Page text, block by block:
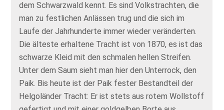
dem Schwarzwald kennt. Es sind Volkstrachten, die
man zu festlichen Anlässen trug und die sich im
Laufe der Jahrhunderte immer wieder veränderten.
Die älteste erhaltene Tracht ist von 1870, es ist das
schwarze Kleid mit den schmalen hellen Streifen.
Unter dem Saum sieht man hier den Unterrock, den
Paik. Bis heute ist der Paik fester Bestandteil der
Helgoländer Tracht: Er ist stets aus rotem Wollstoff